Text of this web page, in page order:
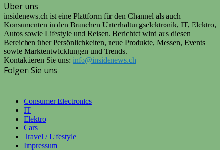
Über uns
insidenews.ch ist eine Plattform für den Channel als auch
Konsumenten in den Branchen Unterhaltungselektronik, IT, Elektro,
Autos sowie Lifestyle und Reisen. Berichtet wird aus diesen
Bereichen über Persönlichkeiten, neue Produkte, Messen, Events
sowie Marktentwicklungen und Trends.
Kontaktieren Sie uns: info@insidenews.ch
Folgen Sie uns
Consumer Electronics
IT
Elektro
Cars
Travel / Lifestyle
Impressum